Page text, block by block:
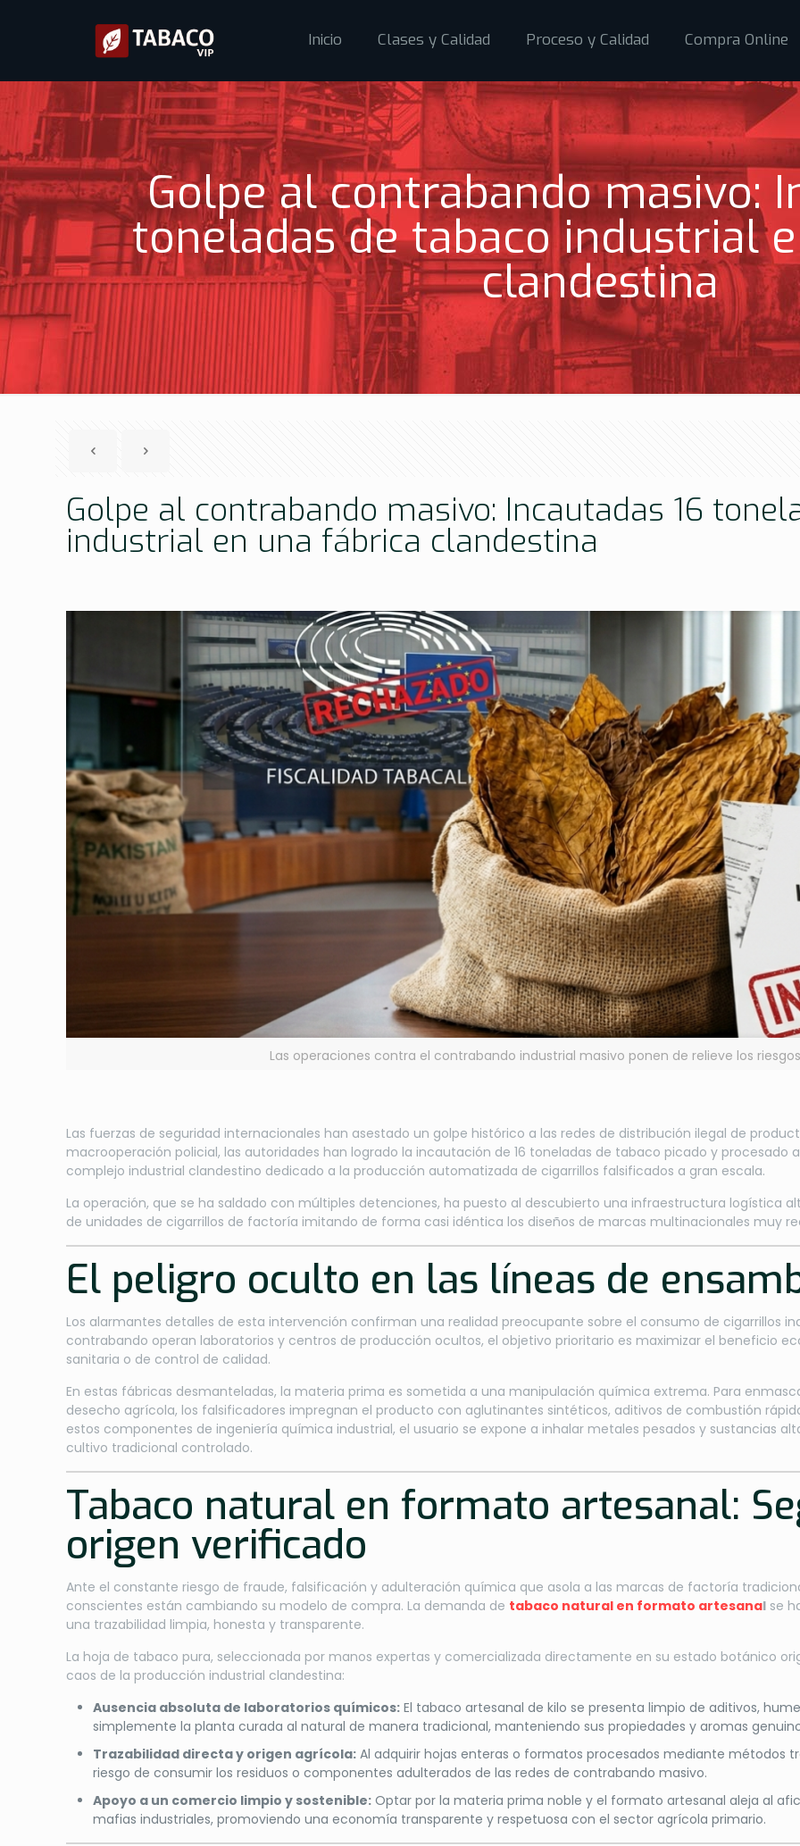
Inicio Clases y Calidad Proceso y Calidad Compra Online
Golpe al contrabando masivo:
toneladas de tabaco industrial
clandestina
Golpe al contrabando masivo: Incautadas 16
industrial en una fábrica clandestina
Las operaciones contra el contrabando industrial masivo ponen de relieve los
Las fuerzas de seguridad internacionales han asestado un golpe histórico a las redes de distribución ilegal de
macrooperación policial, las autoridades han logrado la incautación de 16 toneladas de tabaco picado y
complejo industrial clandestino dedicado a la producción automatizada de cigarrillos falsificados a gran escala.
La operación, que se ha saldado con múltiples detenciones, ha puesto al descubierto una infraestructura logística
de unidades de cigarrillos de factoría imitando de forma casi idéntica los diseños de marcas multinacionales muy
El peligro oculto en las líneas de
Los alarmantes detalles de esta intervención confirman una realidad preocupante sobre el consumo de cigarrillos
contrabando operan laboratorios y centros de producción ocultos, el objetivo prioritario es maximizar el beneficio
sanitaria o de control de calidad.
En estas fábricas desmanteladas, la materia prima es sometida a una manipulación química extrema. Para
desecho agrícola, los falsificadores impregnan el producto con aglutinantes sintéticos, aditivos de combustión
estos componentes de ingeniería química industrial, el usuario se expone a inhalar metales pesados y sustancias
cultivo tradicional controlado.
Tabaco natural en formato artesanal:
origen verificado
Ante el constante riesgo de fraude, falsificación y adulteración química que asola a las marcas de factoría
conscientes están cambiando su modelo de compra. La demanda de tabaco natural en formato artesanal se
una trazabilidad limpia, honesta y transparente.
La hoja de tabaco pura, seleccionada por manos expertas y comercializada directamente en su estado botánico
caos de la producción industrial clandestina:
Ausencia absoluta de laboratorios químicos: El tabaco artesanal de kilo se presenta limpio de aditivos,
simplemente la planta curada al natural de manera tradicional, manteniendo sus propiedades y aromas
Trazabilidad directa y origen agrícola: Al adquirir hojas enteras o formatos procesados mediante métodos
riesgo de consumir los residuos o componentes adulterados de las redes de contrabando masivo.
Apoyo a un comercio limpio y sostenible: Optar por la materia prima noble y el formato artesanal aleja al
mafias industriales, promoviendo una economía transparente y respetuosa con el sector agrícola primario.